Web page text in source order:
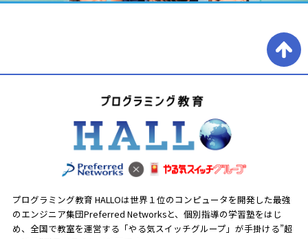
プログラミング教育 HALLOは世界１位のコンピュータを開発した最強
のエンジニア集団Preferred Networksと、 個別指導の学習塾をはじ
め、全国で教室を運営する「やる気スイッチグループ」が手掛ける”超